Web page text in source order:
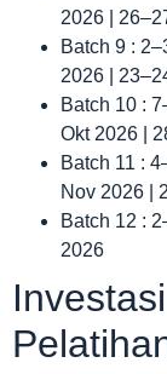
2026 |
Batch 9 :
2026 |
Batch 10 :
Okt 2026 |
Batch 11 :
Nov 2026 |
Batch 12 :
2026